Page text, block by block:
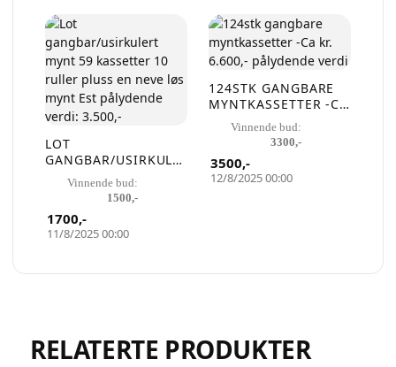
LOT
GANGBAR/USIRKULE
RT MYNT 59
KASSETTER 10
RULLER PLUSS EN
NEVE LØS MYNT EST
PÅLYDENDE VERDI:
Vinnende bud:
1500,-
11/8/2025 00:00
1700,-
124STK GANGBARE
MYNTKASSETTER -CA
KR. 6.600,-
PÅLYDENDE VERDI
Vinnende bud:
3300,-
12/8/2025 00:00
3500,-
RELATERTE PRODUKTER
Opprett en konto på få sekunder og legg ut dine første
auksjoner i dag. Ingen gebyrer. Ingen provisjon. Bare ekte
kjøpere.
Lukk vinduet